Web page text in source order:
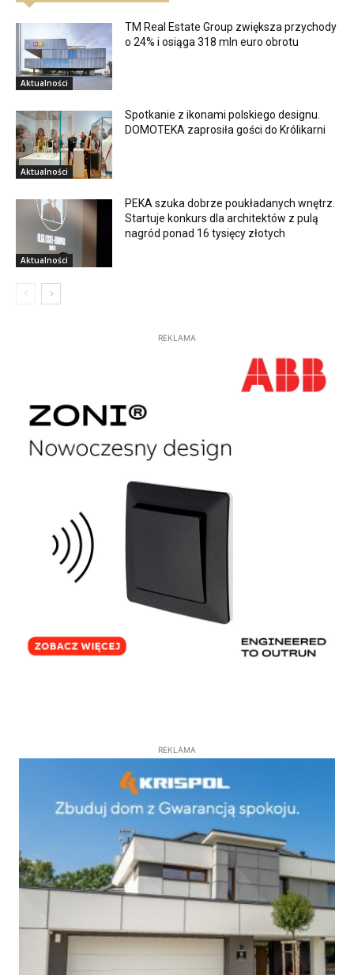
Aktualności
TM Real Estate Group zwiększa przychody
o 24% i osiąga 318 mln euro obrotu
Aktualności
Spotkanie z ikonami polskiego designu.
DOMOTEKA zaprosiła gości do Królikarni
Aktualności
PEKA szuka dobrze poukładanych wnętrz.
Startuje konkurs dla architektów z pulą
nagród ponad 16 tysięcy złotych
REKLAMA
REKLAMA